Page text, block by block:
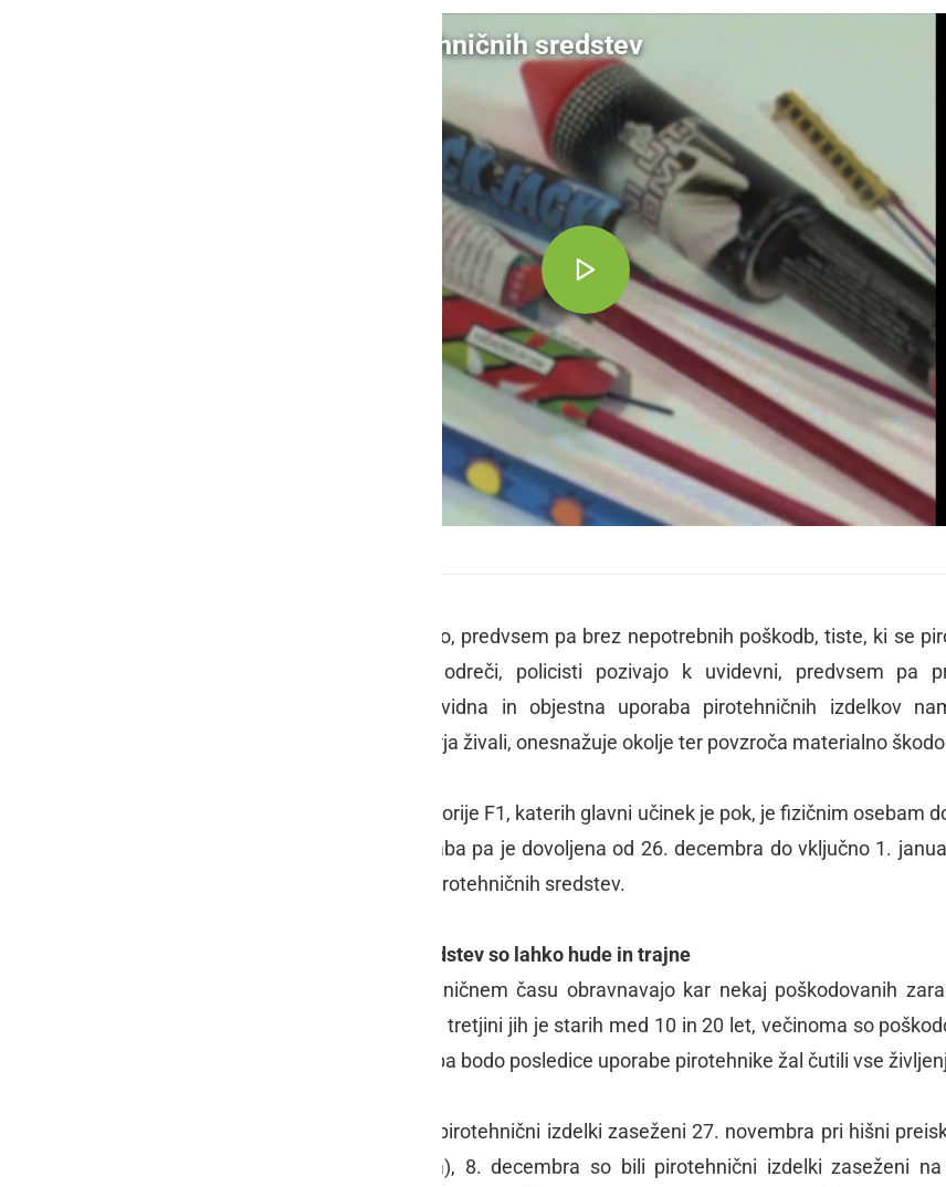
Video: Kategorije pirotehničnih sredstev
Da bi prazniki minili prijetno in varno, predvsem pa brez nepotrebnih poškodb, tiste, ki se
sredstvom preprosto ne morejo odreči, policisti pozivajo k uvidevni, predvsem pa
pirotehnike. Nepremišljena, neprevidna in objestna uporaba pirotehničnih izdelkov
povzroči telesne poškodbe, vznemirja živali, onesnažuje okolje ter povzroča materialno
Prodaja ognjemetnih izdelkov kategorije F1, katerih glavni učinek je pok, je fizičnim osebam
19. do 31. decembra, njihova uporaba pa je dovoljena od 26. decembra do vključno 1.
se nahaja tudi video o kategorijah pirotehničnih sredstev.
Poškodbe zaradi pirotehničnih sredstev so lahko hude in trajne
V UKC Ljubljana vsako leto v prazničnem času obravnavajo kar nekaj poškodovanih
pirotehničnih izdelkov. Približno dve tretjini jih je starih med 10 in 20 let, večinoma so
in obraz, dva do trije poškodovanci pa bodo posledice uporabe pirotehnike žal čutili vse
V času do sedaj v letu 2017 so bili pirotehnični izdelki zaseženi 27. novembra pri hišni
opravila PP M. Sobota (fotografija), 8. decembra so bili pirotehnični izdelki zaseženi